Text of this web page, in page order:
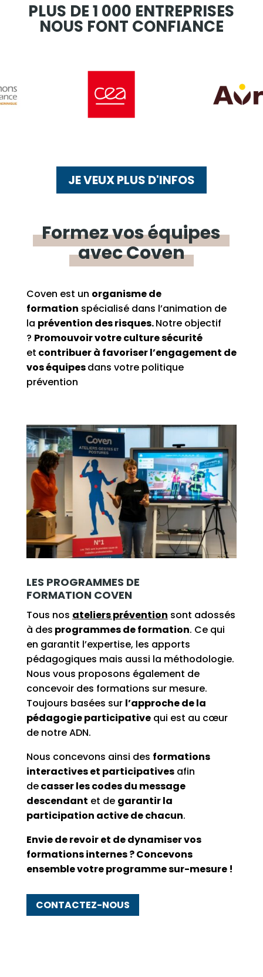
PLUS DE 1 000 ENTREPRISES
NOUS FONT CONFIANCE
JE VEUX PLUS D'INFOS
Formezvoséquipes
avecCoven
Coven est un organisme de
formation spécialisé dans l’animation de
la prévention des risques.Notre objectif
? Promouvoirvotreculture sécurité
et contribuer à favoriser l’engagement de
vos équipesdans votre politique
prévention
LES PROGRAMMES DE
FORMATION COVEN
Tous nos ateliers prévention sont adossés
à des programmes de formation. Ce qui
en garantit l’expertise, les apports
pédagogiques mais aussi la méthodologie.
Nous vous proposons également de
concevoir des formations sur mesure.
Toujours basées sur l’approche de la
pédagogie participativequi est au cœur
de notre ADN.
Nous concevons ainsi des formations
interactives et participativesafin
decasser les codes du message
descendant et de garantirla
participation active de chacun.
Envie de revoir et de dynamiser vos
formations internes ? Concevons
ensemble votre programme sur-mesure !
CONTACTEZ-NOUS